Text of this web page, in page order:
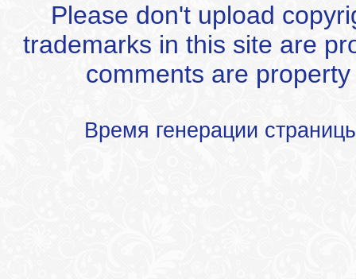
Please don't upload
trademarks in this site are
comments are
Время генерации